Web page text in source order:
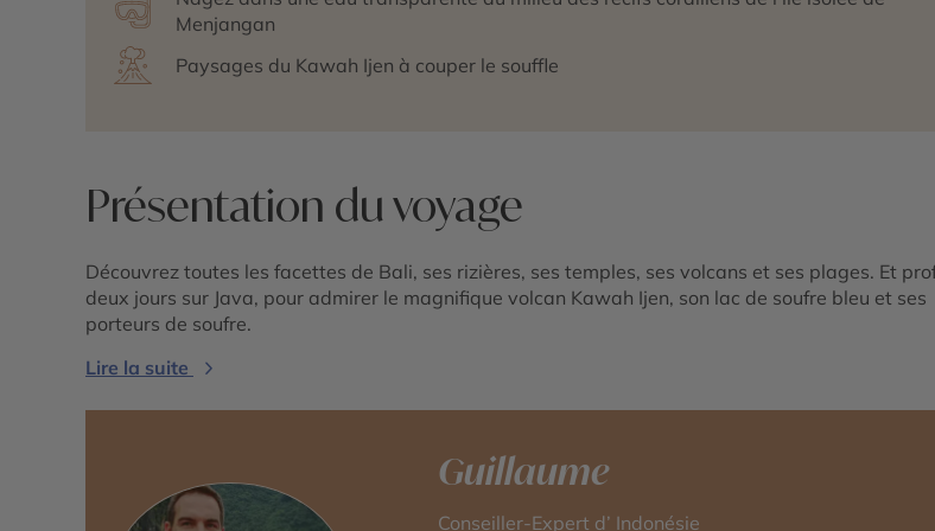
Menjangan
Paysages du Kawah Ijen à couper le souffle
Présentation du voyage
Découvrez toutes les facettes de Bali, ses rizières, ses temples, ses volcans et ses plages. Et
deux jours sur Java, pour admirer le magnifique volcan Kawah Ijen, son lac de soufre bleu et ses
porteurs de soufre.
Lire la suite
Guillaume
Conseiller-Expert d’ Indonésie